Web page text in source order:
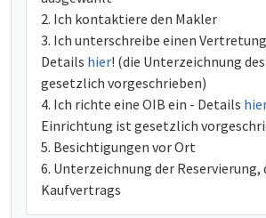
Ich kontaktiere den Makler
Ich unterschreibe einen
Details hier! (die Unterzeichnung
gesetzlich vorgeschrieben)
Ich richte eine OIB ein - Details
Einrichtung ist gesetzlich
Besichtigungen vor Ort
Unterzeichnung der Reservierung,
Kaufvertrags